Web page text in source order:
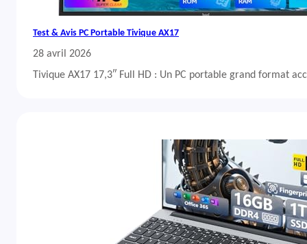
Test & Avis PC Portable Tivique AX17
28 avril 2026
Tivique AX17 17,3″ Full HD : Un PC portable grand format